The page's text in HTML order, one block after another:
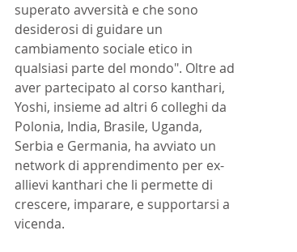
superato avversità e che sono
desiderosi di guidare un
cambiamento sociale etico in
qualsiasi parte del mondo". Oltre ad
aver partecipato al corso kanthari,
Yoshi, insieme ad altri 6 colleghi da
Polonia, India, Brasile, Uganda,
Serbia e Germania, ha avviato un
network di apprendimento per ex-
allievi kanthari che li permette di
crescere, imparare, e supportarsi a
vicenda.